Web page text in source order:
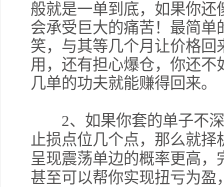
般就是一单到底，如果你
会承受巨大的痛苦！最简
笑，与其等几个月让价格
用，还有担心爆仓，你还
几单的功夫就能赚得回来。
2、如果你套的单子不深
止损点位几个点，那么就
呈现震荡单边的概率更高
甚至可以帮你实现扭亏为